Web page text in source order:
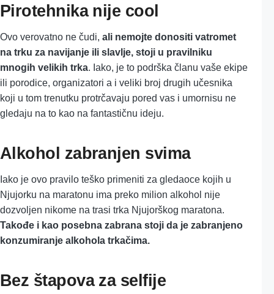
Pirotehnika nije cool
Ovo verovatno ne čudi, ali nemojte donositi vatromet
na trku za navijanje ili slavlje, stoji u pravilniku
mnogih velikih trka. Iako, je to podrška članu vaše ekipe
ili porodice, organizatori a i veliki broj drugih učesnika
koji u tom trenutku protrčavaju pored vas i umornisu ne
gledaju na to kao na fantastičnu ideju.
Alkohol zabranjen svima
Iako je ovo pravilo teško primeniti za gledaoce kojih u
Njujorku na maratonu ima preko milion alkohol nije
dozvoljen nikome na trasi trka Njujorškog maratona.
Takođe i kao posebna zabrana stoji da je zabranjeno
konzumiranje alkohola trkačima.
Bez štapova za selfije